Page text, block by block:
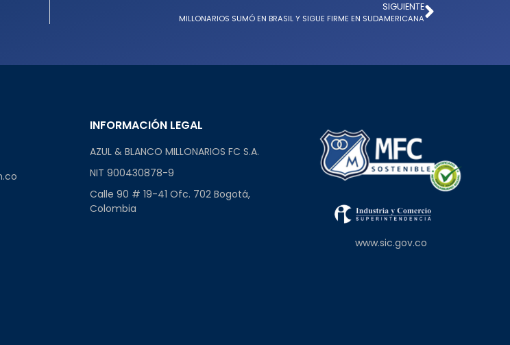
SIGUIENTE
MILLONARIOS SUMÓ EN BRASIL Y SIGUE FIRME EN SUDAMERICANA
INFORMACIÓN LEGAL
AZUL & BLANCO MILLONARIOS FC S.A.
NIT 900430878-9
Calle 90 # 19-41 Ofc. 702 Bogotá,
Colombia
www.sic.gov.co